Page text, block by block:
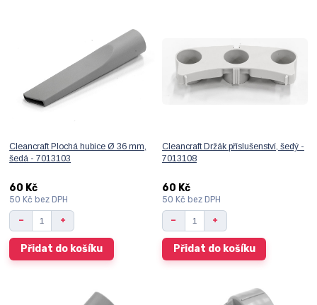
Cleancraft Plochá hubice Ø 36 mm,
šedá - 7013103
60 Kč
50 Kčbez DPH
Přidat do košíku
Cleancraft Držák příslušenství, šedý -
7013108
60 Kč
50 Kč bez DPH
Přidat do košíku